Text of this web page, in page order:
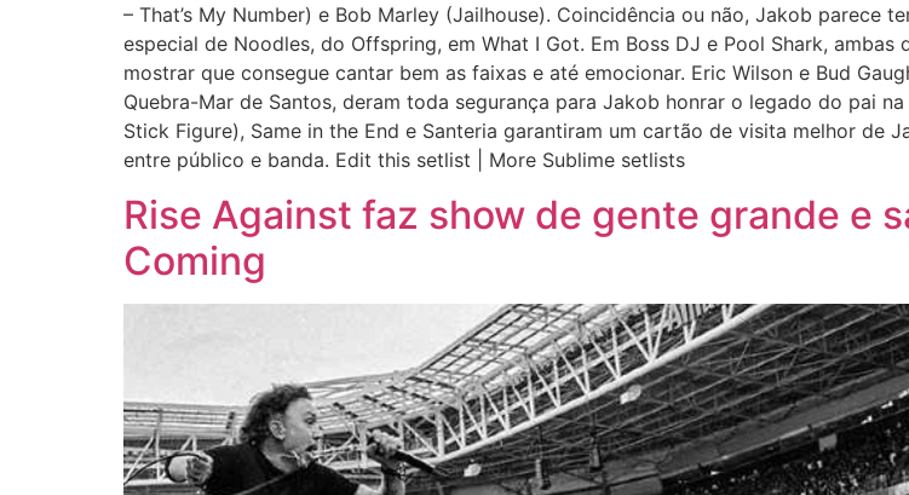
– That’s My Number) e Bob Marley (Jailhouse). Coincidência ou não, Jakob parece
especial de Noodles, do Offspring, em What I Got. Em Boss DJ e Pool Shark,
mostrar que consegue cantar bem as faixas e até emocionar. Eric Wilson e Bud
Quebra-Mar de Santos, deram toda segurança para Jakob honrar o legado do pai
Stick Figure), Same in the End e Santeria garantiram um cartão de visita melhor de
entre público e banda. Edit this setlist | More Sublime setlists
Rise Against faz show de gente grande e
Coming